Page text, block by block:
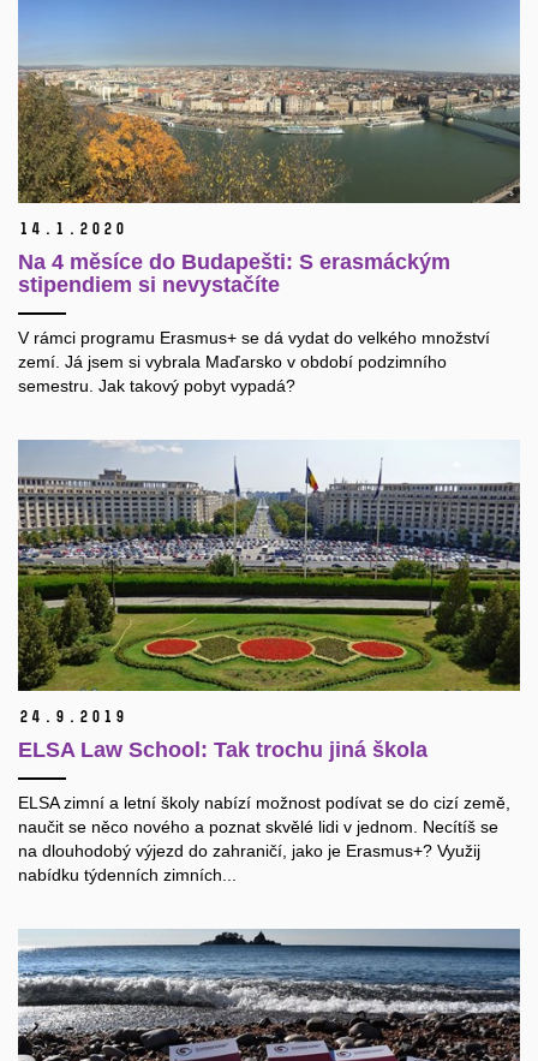
14. 1. 2020
Na 4 měsíce do Budapešti: S erasmáckým
stipendiem si nevystačíte
V rámci programu Erasmus+ se dá vydat do velkého množství
zemí. Já jsem si vybrala Maďarsko v období podzimního
semestru. Jak takový pobyt vypadá?
24. 9. 2019
ELSA Law School: Tak trochu jiná škola
ELSA zimní a letní školy nabízí možnost podívat se do cizí země,
naučit se něco nového a poznat skvělé lidi v jednom. Necítíš se
na dlouhodobý výjezd do zahraničí, jako je Erasmus+? Využij
nabídku týdenních zimních...